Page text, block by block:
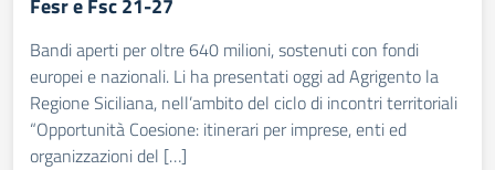
Fesr e Fsc 21-27
Bandi aperti per oltre 640 milioni, sostenuti con fondi
europei e nazionali. Li ha presentati oggi ad Agrigento la
Regione Siciliana, nell’ambito del ciclo di incontri territoriali
“Opportunità Coesione: itinerari per imprese, enti ed
organizzazioni del […]